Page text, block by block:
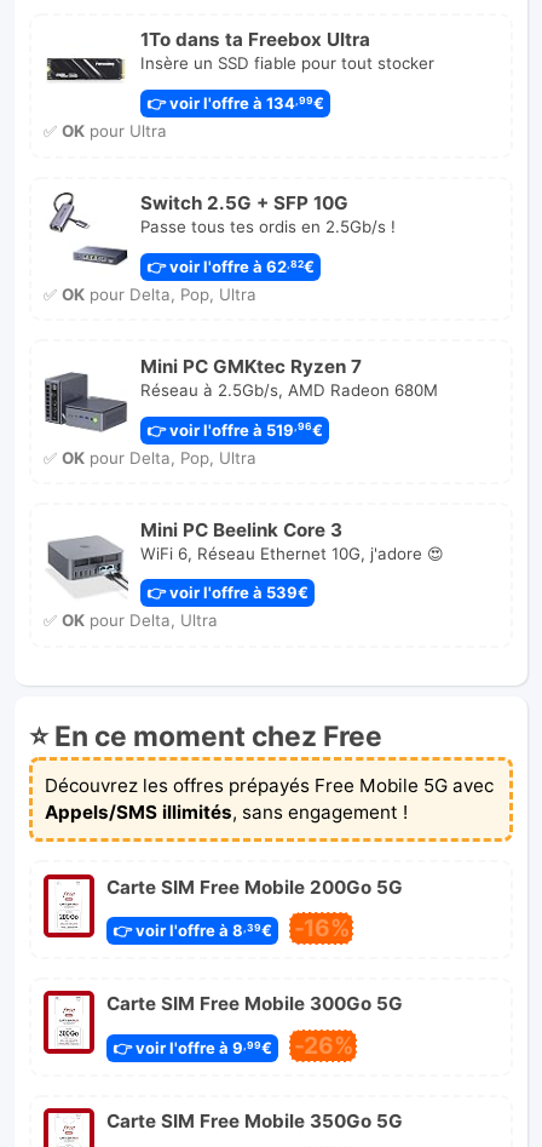
1To dans ta Freebox Ultra
Insère un SSD fiable pour tout stocker
👉 voir l'offre à 134 ,99€
✅ OKpour Ultra
Switch 2.5G + SFP 10G
Passe tous tes ordis en 2.5Gb/s !
👉 voir l'offre à 62,82€
✅ OKpour Delta, Pop, Ultra
Mini PC GMKtec Ryzen 7
Réseau à 2.5Gb/s, AMD Radeon 680M
👉 voir l'offre à 519 ,96€
✅ OKpour Delta, Pop, Ultra
Mini PC Beelink Core 3
WiFi 6, Réseau Ethernet 10G, j'adore 😍
👉 voir l'offre à 539€
✅ OKpour Delta, Ultra
⭐ En ce moment chez Free
Découvrez les offres prépayés Free Mobile 5G avec
Appels/SMS illimités, sans engagement !
Carte SIM Free Mobile 200Go 5G
👉 voir l'offre à 8,39€ -16%
Carte SIM Free Mobile 300Go 5G
👉 voir l'offre à 9,99€ -26%
Carte SIM Free Mobile 350Go 5G